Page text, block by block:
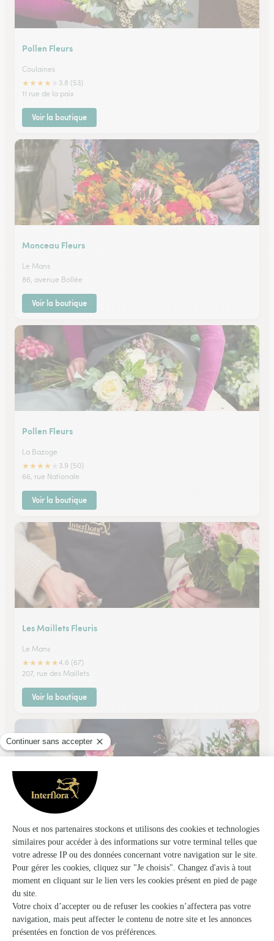
Pollen Fleurs
Coulaines
★★★★
3.8 (53)
11 rue de la paix
Voir la boutique
Monceau Fleurs
Le Mans
86, avenue Bollée
Voir la boutique
Pollen Fleurs
La Bazoge
★★★★
3.9 (50)
66, rue Nationale
Voir la boutique
Les Maillets Fleuris
Le Mans
★★★★★4.6 (67)
207, rue des Maillets
Voir la boutique
Pollen Fleurs
Conlie
★★★★★ 3.9 (46)
18, Place des Halles
Voir la boutique